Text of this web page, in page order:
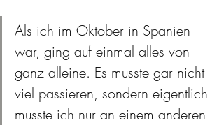
Als ich im Oktober in Spanien
war, ging auf einmal alles von
ganz alleine. Es musste gar nicht
viel passieren, sondern eigentlich
musste ich nur an einem anderen